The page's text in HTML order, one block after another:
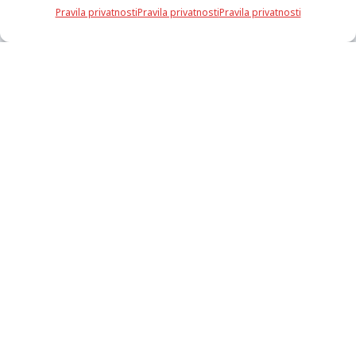
Pravila privatnostiPravila privatnostiPravila privatnosti